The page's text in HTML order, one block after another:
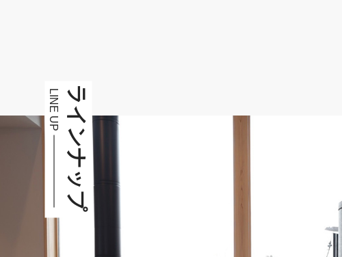
ラインナップ
LINE UP